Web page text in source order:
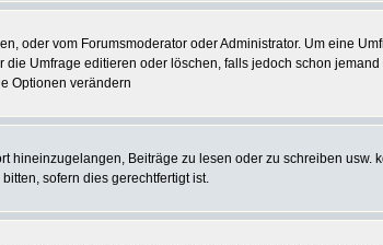
oder vom Forumsmoderator oder Administrator. Um eine
Umfrage editieren oder löschen, falls jedoch schon
Optionen verändern
hineinzugelangen, Beiträge zu lesen oder zu schreiben
sofern dies gerechtfertigt ist.